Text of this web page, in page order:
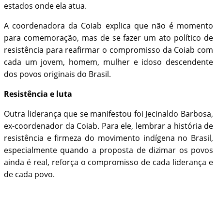
estados onde ela atua.
A coordenadora da Coiab explica que não é momento
para comemoração, mas de se fazer um ato político de
resistência para reafirmar o compromisso da Coiab com
cada um jovem, homem, mulher e idoso descendente
dos povos originais do Brasil.
Resistência e luta
Outra liderança que se manifestou foi Jecinaldo Barbosa,
ex-coordenador da Coiab. Para ele, lembrar a história de
resistência e firmeza do movimento indígena no Brasil,
especialmente quando a proposta de dizimar os povos
ainda é real, reforça o compromisso de cada liderança e
de cada povo.